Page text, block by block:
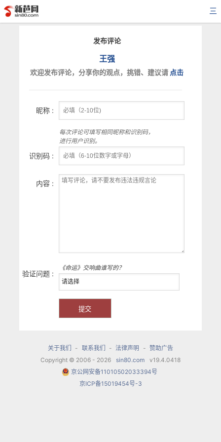
三
发布评论
王强
欢迎发布评论，分享你的观点，挑错、建议请 点击
昵称 :
每次评论可填写相同昵称和识别码，
进行用户识别。
识别码 :
内容 :
验证问题 :
《命运》交响曲谁写的？
关于我们 - 联系我们 - 法律声明 - 赞助广告
Copyright © 2006 - 2026
sin80.com
v19.4.0418
京公网安备11010502033394号
京ICP备15019454号-3